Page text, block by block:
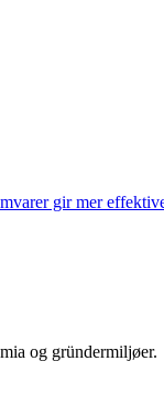
gir mer
og gründermiljøer.